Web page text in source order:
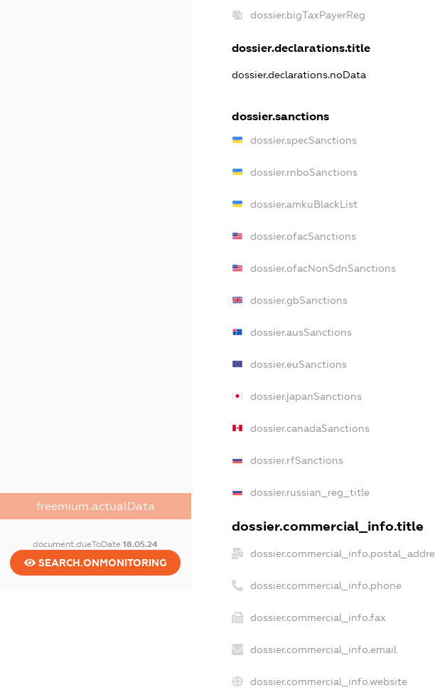
freemium.actualData
document.dueToDate18.05.24
SEARCH.ONMONITORING
dossier.bigTaxPayerReg
dossier.declarations.title
dossier.declarations.noData
dossier.sanctions
dossier.specSanctions
dossier.rnboSanctions
dossier.amkuBlackList
dossier.ofacSanctions
dossier.ofacNonSdnSanctions
dossier.gbSanctions
dossier.ausSanctions
dossier.euSanctions
dossier.japanSanctions
dossier.canadaSanctions
dossier.rfSanctions
dossier.russian_reg_title
dossier.commercial_info.title
dossier.commercial_info.phone
dossier.commercial_info.fax
dossier.commercial_info.email
dossier.commercial_info.website